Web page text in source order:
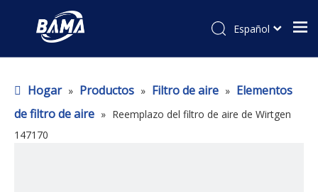
Español
Hogar » Productos » Filtro de aire » Elementos
de filtro de aire » Reemplazo del filtro de aire de Wirtgen
147170